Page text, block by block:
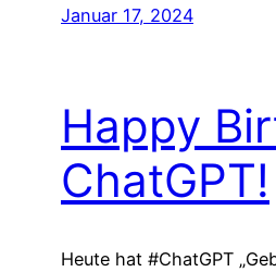
Januar 17, 2024
Happy
ChatGPT!
Heute hat #ChatGPT